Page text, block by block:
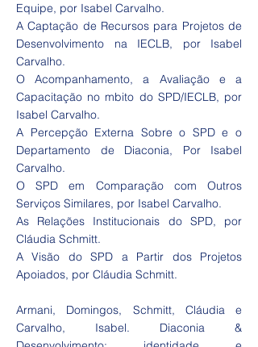
Equipe, por Isabel Carvalho.
A Captação de Recursos para Projetos de
Desenvolvimento na IECLB, por Isabel
Carvalho.
O Acompanhamento, a Avaliação e a
Capacitação no mbito do SPD/IECLB, por
Isabel Carvalho.
A Percepção Externa Sobre o SPD e o
Departamento de Diaconia, Por Isabel
Carvalho.
O SPD em Comparação com Outros
Serviços Similares, por Isabel Carvalho.
As Relações Institucionais do SPD, por
Cláudia Schmitt.
A Visão do SPD a Partir dos Projetos
Apoiados, por Cláudia Schmitt.
Armani, Domingos, Schmitt, Cláudia e
Carvalho, Isabel. Diaconia &